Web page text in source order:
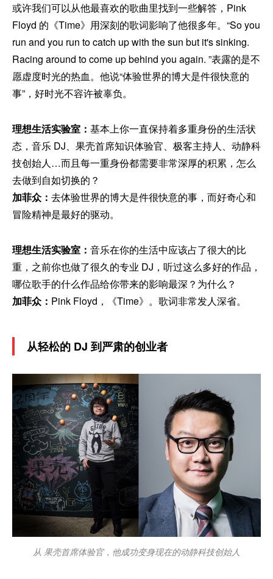
或许我们可以从他最喜欢的歌曲里找到一些解答，Pink
Floyd 的《Time》用深刻的歌词影响了他很多年。“So you
run and you run to catch up with the sun but it's sinking.
Racing around to come up behind you again. ”表露的是不
愿虚度时光的热血。他说“体验世界的博大是件很快意的
事”，好时光不容许被辜负。
理想生活实验室： 基本上你一直保持着多重身份的生活状
态，音乐 DJ、果壳首席知识体验官、极客主持人、动静科
技创始人…而且每一重身份都需要非常深厚的积累，怎么
去做到自如切换的？
加菲众： 去体验世界的博大是件很快意的事，而好奇心和
冒险精神是最好的驱动。
理想生活实验室： 音乐在你的生活中应该占了很大的比
重，之前你也做了很久的专业 DJ，听过这么多好的作品，
哪位歌手的什么作品给你带来的影响最深？为什么？
加菲众： Pink Floyd，《Time》。歌词非常发人深省。
从轻松的 DJ 到严肃的创业者
从 果壳首席体验官，他成功变身现在的动静科技创始人